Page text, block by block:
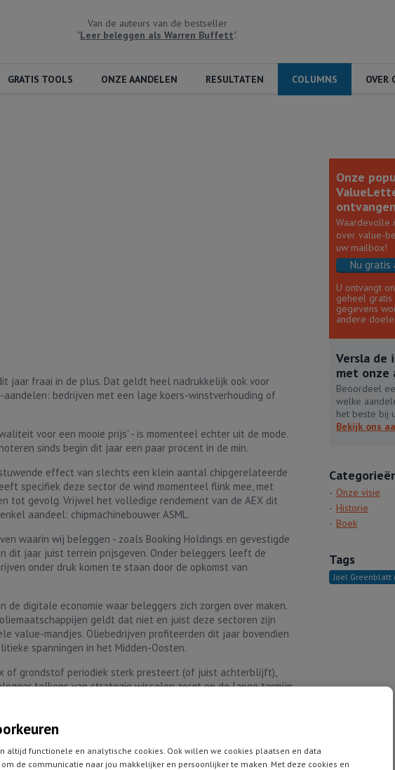
altijd functionele en analytische cookies. Ook willen we cookies plaatsen en data
de communicatie naar jou makkelijker en persoonlijker te maken. Met deze cookies en
Van de auteurs van de bestseller
"Leer beleggen als Warren Buffett".
GRATIS TOOLS ONZE AANDELEN RESULTATEN COLUMNS OVER
jaar fraai in de plus. Dat geldt heel nadrukkelijk ook voor
bedrijven met een lage koers-winstverhouding of
voor een mooie prijs' - is momenteel echter uit de mode.
sinds begin dit jaar een paar procent in de min.
effect van slechts een klein aantal chipgerelateerde
specifiek deze sector de wind momenteel flink mee, met
tot gevolg. Vrijwel het volledige rendement van de AEX dit
aandeel: chipmachinebouwer ASML.
waarin wij beleggen - zoals Booking Holdings en gevestigde
dit jaar juist terrein prijsgeven. Onder beleggers leeft de
onder druk komen te staan door de opkomst van
de digitale economie waar beleggers zich zorgen over maken.
geldt dat niet en juist deze sectoren zijn
value-mandjes. Oliebedrijven profiteerden dit jaar bovendien
spanningen in het Midden-Oosten.
of grondstof periodiek sterk presteert (of juist achterblijft),
telkens van strategie wisselen zorgt op de lange termijn
aan een strategie die past bij uw eigen visie, juist ook
'Kwaliteit voor een mooie prijs' is nu even uit de mode
- maar dat blijft niet altijd zo.
Onze
Waardevolle
over value-
uw mailbox!
Nu gratis
U ontvangt
geheel
gegevens
andere
Versla de
met onze
Beoordeel
welke
het beste bij
Bekijk ons
Onze visie
Historie
Boek
Tags
Joel Greenblatt